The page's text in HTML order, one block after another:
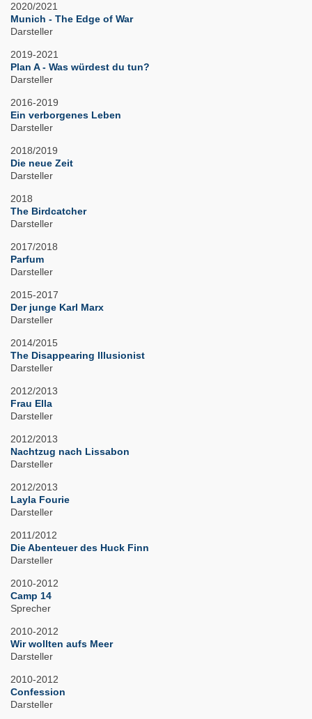
2020/2021
Munich - The Edge of War
Darsteller
2019-2021
Plan A - Was würdest du tun?
Darsteller
2016-2019
Ein verborgenes Leben
Darsteller
2018/2019
Die neue Zeit
Darsteller
2018
The Birdcatcher
Darsteller
2017/2018
Parfum
Darsteller
2015-2017
Der junge Karl Marx
Darsteller
2014/2015
The Disappearing Illusionist
Darsteller
2012/2013
Frau Ella
Darsteller
2012/2013
Nachtzug nach Lissabon
Darsteller
2012/2013
Layla Fourie
Darsteller
2011/2012
Die Abenteuer des Huck Finn
Darsteller
2010-2012
Camp 14
Sprecher
2010-2012
Wir wollten aufs Meer
Darsteller
2010-2012
Confession
Darsteller